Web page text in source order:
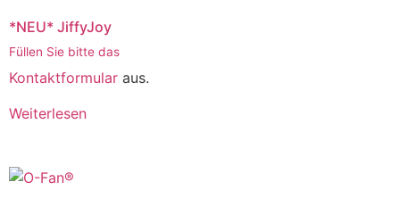
*NEU* JiffyJoy
Füllen Sie bitte das
Kontaktformular aus.
Weiterlesen